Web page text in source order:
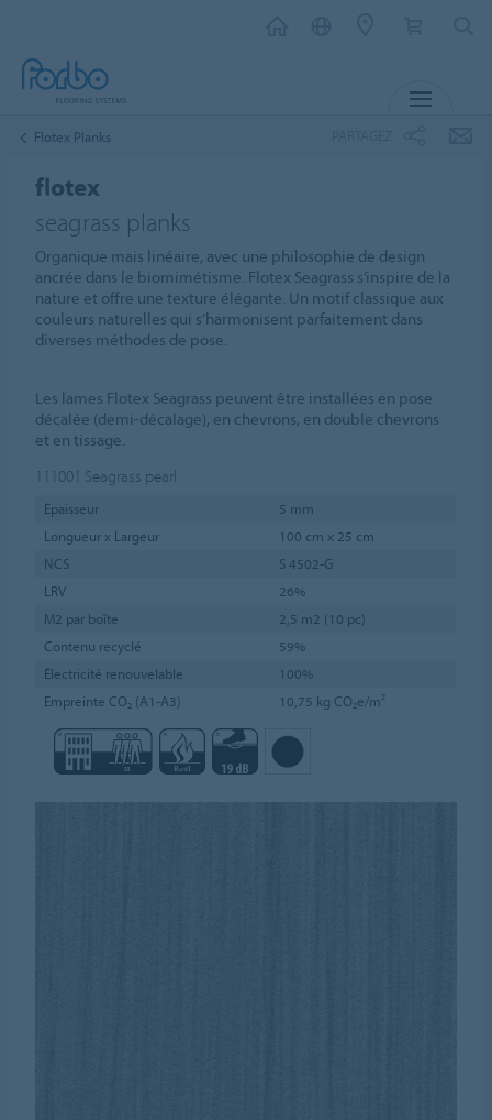
Flotex Planks
flotex
seagrass planks
Organique mais linéaire, avec une philosophie de design
ancrée dans le biomimétisme. Flotex Seagrass s’inspire de la
nature et offre une texture élégante. Un motif classique aux
couleurs naturelles qui s’harmonisent parfaitement dans
diverses méthodes de pose.
Les lames Flotex Seagrass peuvent être installées en pose
décalée (demi-décalage), en chevrons, en double chevrons
et en tissage.
111001 Seagrass pearl
Épaisseur
5 mm
Longueur x Largeur
100 cm x 25 cm
NCS
S 4502-G
LRV
26%
M2 par boîte
2,5 m2 (10 pc)
Contenu recyclé
59%
Électricité renouvelable
100%
Empreinte CO₂ (A1-A3)
10,75 kg CO₂e/m²